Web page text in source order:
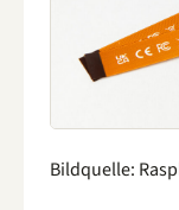
Bildquelle: